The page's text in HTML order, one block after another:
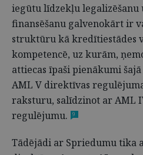
iegūtu līdzekļu legalizēšanu
finansēšanu galvenokārt ir
struktūru kā kredītiestādes
kompetencē, uz kurām,
attiecas īpaši pienākumi
AML V direktīvas
raksturu, salīdzinot ar AML
regulējumu.
9
Tādējādi ar Spriedumu tika